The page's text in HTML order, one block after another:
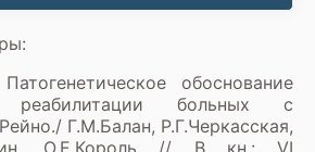
обоснование
реабилитации больных с
Г.М.Балан, Р.Г.Черкасская,
О.Е.Король // В кн.: VI